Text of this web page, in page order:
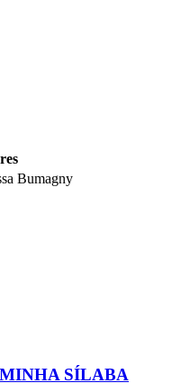
Bumagny
SÍLABA